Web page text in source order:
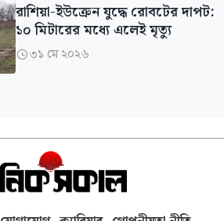
রাশিয়া-ইউক্রেন যুদ্ধে রোবটের দাপট:
১০ মিটারের মধ্যে এলেই মৃত্যু
৩১ মে ২০২৬